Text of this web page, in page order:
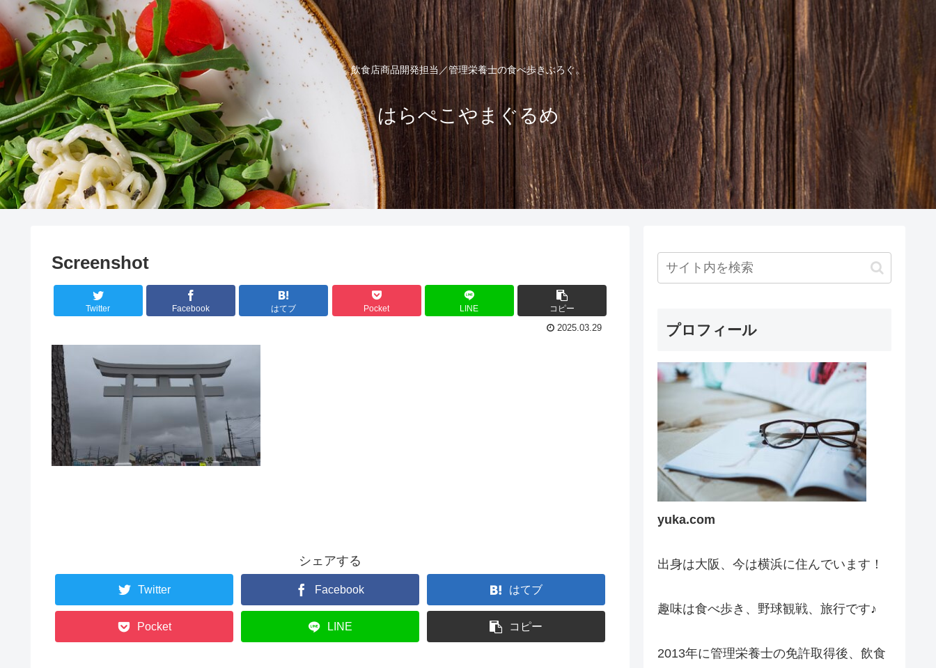
飲食店商品開発担当／管理栄養士の食べ歩きぶろぐ。
はらぺこやまぐるめ
Screenshot
Twitter Facebook はてブ Pocket LINE コピー
2025.03.29
シェアする
Twitter Facebook はてブ
Pocket LINE コピー
プロフィール
yuka.com
出身は大阪、今は横浜に住んでいます！
趣味は食べ歩き、野球観戦、旅行です♪
2013年に管理栄養士の免許取得後、飲食